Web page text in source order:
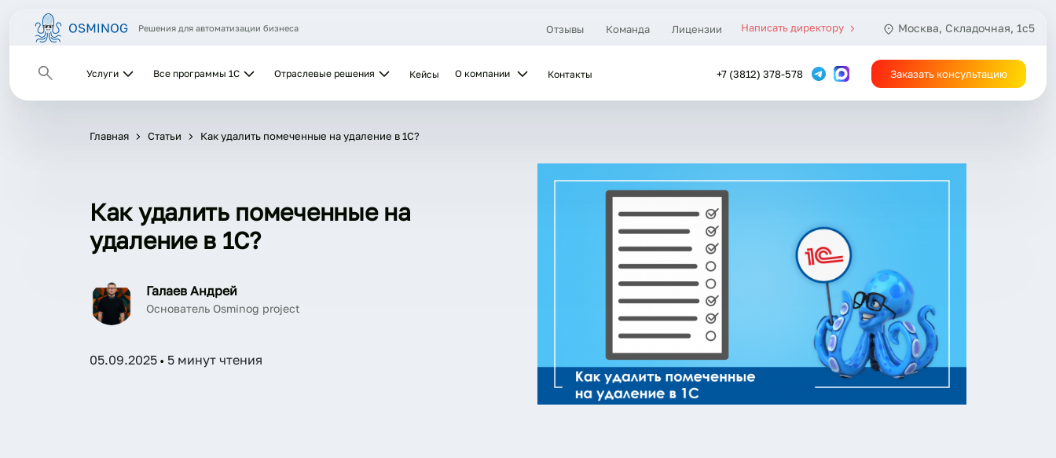
Решения для автоматизации бизнеса Отзывы Команда Лицензии Написать директору Москва, Складочная, 1с5
Услуги Все программы 1С Отраслевые решения Кейсы О компании Контакты +7 (3812) 378-578 Заказать консультацию
Главная Статьи Как удалить помеченные на удаление в 1С?
Как удалить помеченные на
удаление в 1С?
Галаев Андрей
Основатель Osminog project
05.09.2025 5 минут чтения